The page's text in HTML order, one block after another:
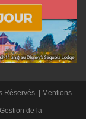
| Mentions
de la